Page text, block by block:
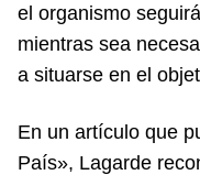
el organismo
mientras sea
a situarse en el
En un artículo que
País», Lagarde